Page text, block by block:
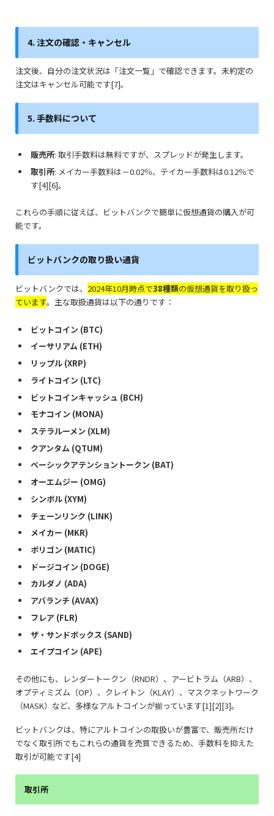
4. 注文の確認・キャンセル
注文後、自分の注文状況は「注文一覧」で確認できます。未約定の
注文はキャンセル可能です[7]。
5. 手数料について
販売所: 取引手数料は無料ですが、スプレッドが発生します。
取引所: メイカー手数料は－0.02％、テイカー手数料は0.12％で
す[4][6]。
これらの手順に従えば、ビットバンクで簡単に仮想通貨の購入が可
能です。
ビットバンクの取り扱い通貨
ビットバンクでは、 2024年10月時点で38種類の仮想通貨を取り扱っ
ています。主な取扱通貨は以下の通りです：
ビットコイン (BTC)
イーサリアム (ETH)
リップル (XRP)
ライトコイン (LTC)
ビットコインキャッシュ (BCH)
モナコイン (MONA)
ステラルーメン (XLM)
クアンタム (QTUM)
ベーシックアテンショントークン (BAT)
オーエムジー (OMG)
シンボル (XYM)
チェーンリンク (LINK)
メイカー (MKR)
ポリゴン (MATIC)
ドージコイン (DOGE)
カルダノ (ADA)
アバランチ (AVAX)
フレア (FLR)
ザ・サンドボックス (SAND)
エイプコイン (APE)
その他にも、レンダートークン（RNDR）、アービトラム（ARB）、
オプティミズム（OP）、クレイトン（KLAY）、マスクネットワーク
（MASK）など、多様なアルトコインが揃っています[1][2][3]。
ビットバンクは、特にアルトコインの取扱いが豊富で、販売所だけ
でなく取引所でもこれらの通貨を売買できるため、手数料を抑えた
取引が可能です[4]
取引所